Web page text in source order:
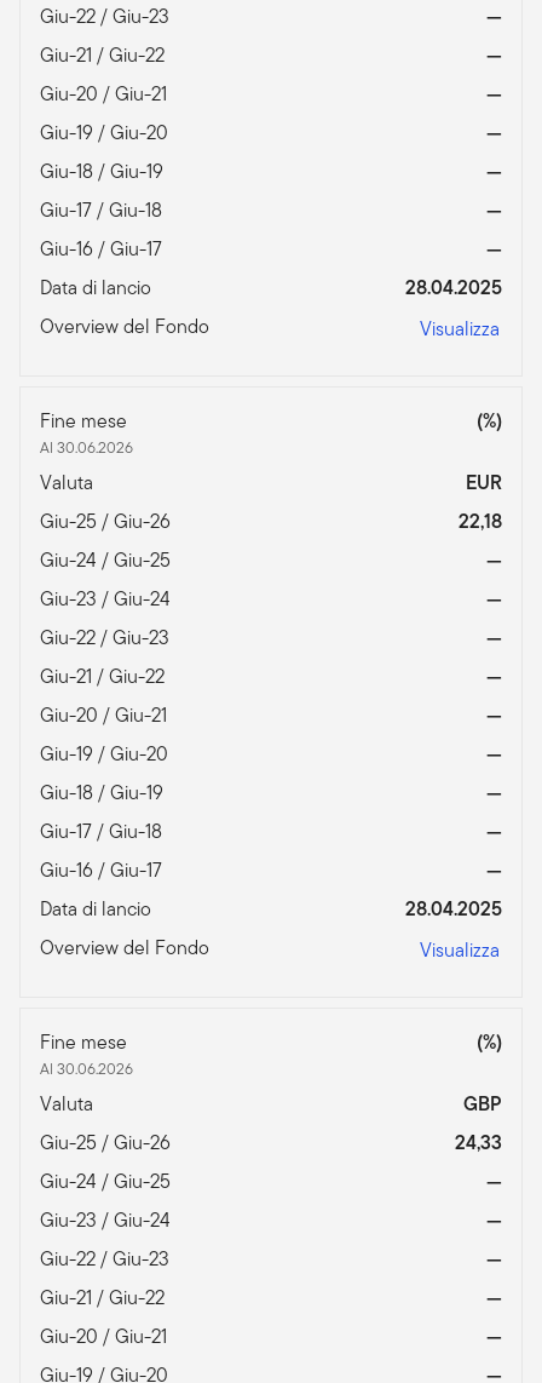
Giu-22 / Giu-23
—
Giu-21 / Giu-22
—
Giu-20 / Giu-21
—
Giu-19 / Giu-20
—
Giu-18 / Giu-19
—
Giu-17 / Giu-18
—
Giu-16 / Giu-17
—
Data di lancio
28.04.2025
Overview del Fondo
Visualizza
Fine mese
Al 30.06.2026
(%)
Valuta
EUR
Giu-25 / Giu-26
22,18
Giu-24 / Giu-25
—
Giu-23 / Giu-24
—
Giu-22 / Giu-23
—
Giu-21 / Giu-22
—
Giu-20 / Giu-21
—
Giu-19 / Giu-20
—
Giu-18 / Giu-19
—
Giu-17 / Giu-18
—
Giu-16 / Giu-17
—
Data di lancio
28.04.2025
Overview del Fondo
Visualizza
Fine mese
Al 30.06.2026
(%)
Valuta
GBP
Giu-25 / Giu-26
24,33
Giu-24 / Giu-25
—
Giu-23 / Giu-24
—
Giu-22 / Giu-23
—
Giu-21 / Giu-22
—
Giu-20 / Giu-21
—
Giu-19 / Giu-20
—